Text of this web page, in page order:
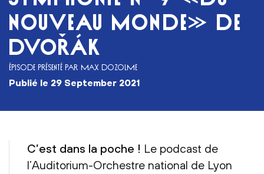
NOUVEAU MONDE» DE
DVOŘÁK
ÉPISODE PRÉSENTÉ PAR MAX DOZOLME
publié le 29 September 2021
C’est dans la poche ! Le podcast de
l’Auditorium-Orchestre national de Lyon